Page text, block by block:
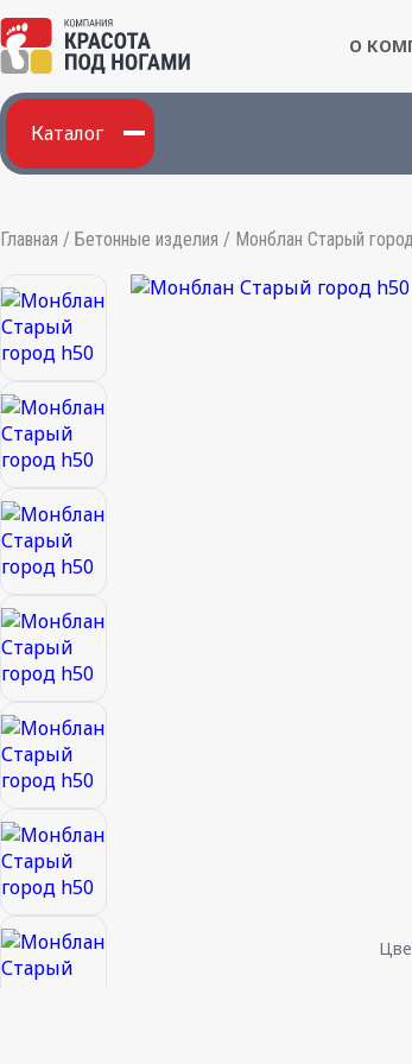
О
Каталог
Главная / Бетонные изделия / Монблан Старый